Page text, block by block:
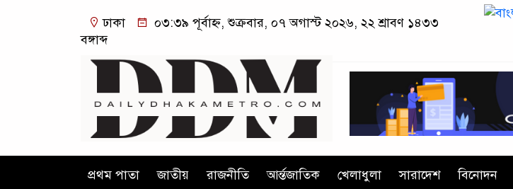
ঢাকা
০৩:৩৯ পূর্বাহ্ন, শুক্রবার, ০৭ অগাস্ট ২০২৬, ২২ শ্রাবণ ১৪৩৩
বঙ্গাব্দ
প্রথম পাতা জাতীয় রাজনীতি আর্ন্তজাতিক খেলাধুলা সারাদেশ বিনোদন